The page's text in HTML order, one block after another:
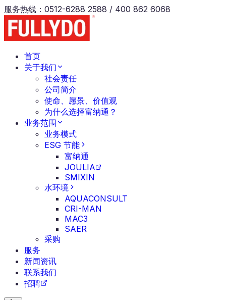
服务热线 ： 0512-6288 2588 / 400 862 6068
首页
关于我们
社会责任
公司简介
使命、愿景、价值观
为什么选择富纳通？
业务范围
业务模式
ESG 节能
富纳通
JOULIA
SMIXIN
水环境
AQUACONSULT
CRI-MAN
MAC3
SAER
采购
服务
新闻资讯
联系我们
招聘